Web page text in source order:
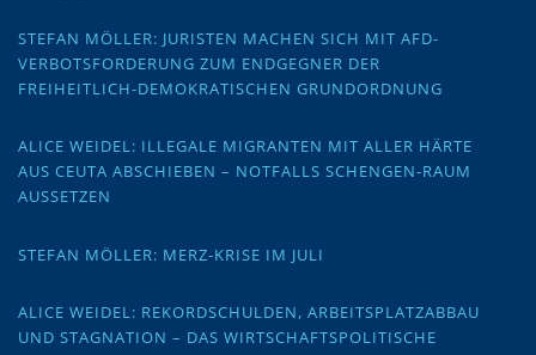
STEFAN MÖLLER: JURISTEN MACHEN SICH MIT AFD-
VERBOTSFORDERUNG ZUM ENDGEGNER DER
FREIHEITLICH-DEMOKRATISCHEN GRUNDORDNUNG
ALICE WEIDEL: ILLEGALE MIGRANTEN MIT ALLER HÄRTE
AUS CEUTA ABSCHIEBEN – NOTFALLS SCHENGEN-RAUM
AUSSETZEN
STEFAN MÖLLER: MERZ-KRISE IM JULI
ALICE WEIDEL: REKORDSCHULDEN, ARBEITSPLATZABBAU
UND STAGNATION – DAS WIRTSCHAFTSPOLITISCHE